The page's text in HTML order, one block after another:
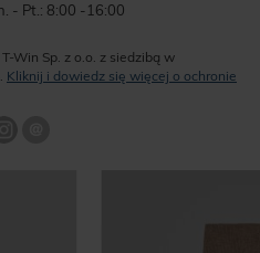
- Pt.: 8:00 -16:00
Win Sp. z o.o. z siedzibą w
Kliknij i dowiedz się więcej o ochronie
Google+
na Google+